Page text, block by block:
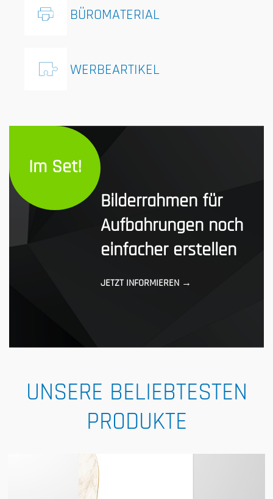
BÜROMATERIAL
WERBEARTIKEL
Bilderrahmen für
Aufbahrungen noch
einfacher erstellen
JETZT INFORMIEREN →
Im Set!
UNSERE BELIEBTESTEN
PRODUKTE